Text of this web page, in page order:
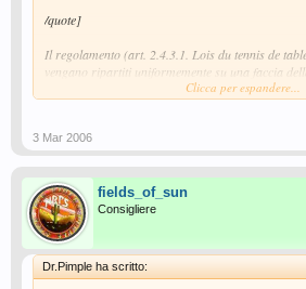
/quote]
Il regolamento (art. 2.4.3.1. Lois du tennis de
vengano ripartiti uniformemente su una faccia
densita' di almeno 10 e non piu' di 30 al cm2. E
Clicca per espandere...
3 Mar 2006
fields_of_sun
Consigliere
Dr.Pimple ha scritto: